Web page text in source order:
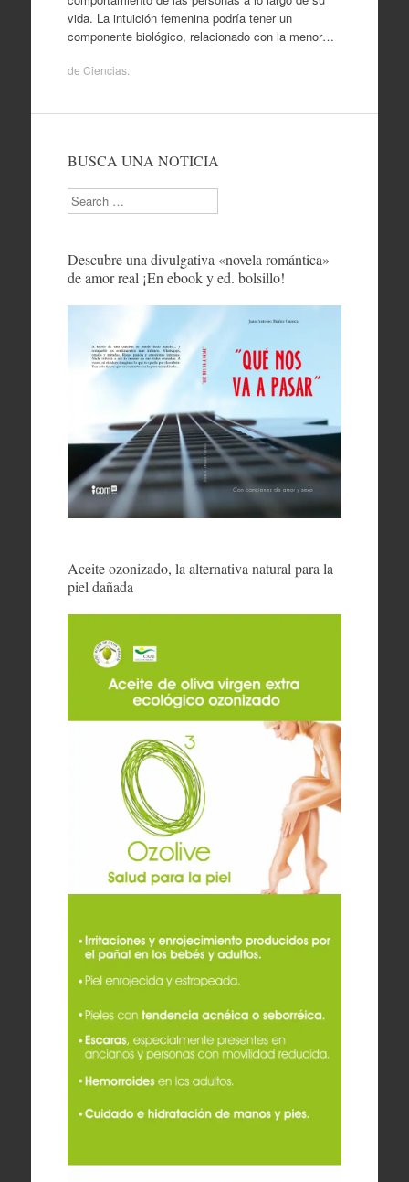
vida. La intuición femenina podría tener un
componente biológico, relacionado con la menor…
de Ciencias.
BUSCA UNA NOTICIA
Search
Descubre una divulgativa «novela romántica»
de amor real ¡En ebook y ed. bolsillo!
Aceite ozonizado, la alternativa natural para la
piel dañada